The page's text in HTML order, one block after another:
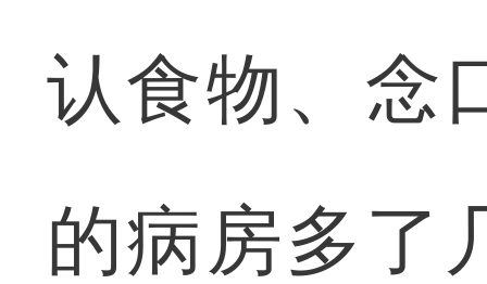
认食物、念
的病房多了